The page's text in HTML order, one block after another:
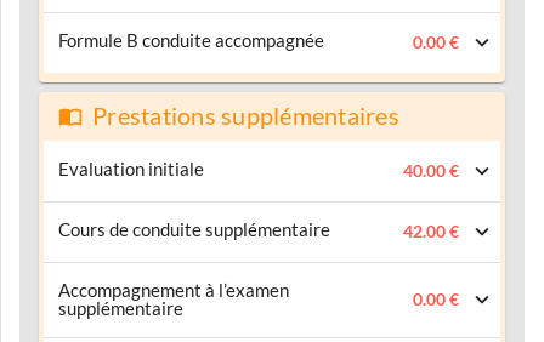
Formule B conduite accompagnée 0.00 €
Prestations supplémentaires
Evaluation initiale 40.00 €
Cours de conduite supplémentaire 42.00 €
Accompagnement à l’examen
supplémentaire
0.00 €